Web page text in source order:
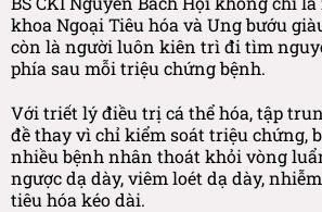
khoa Ngoại Tiêu hóa và Ung bướu
còn là người luôn kiên trì đi tìm
phía sau mỗi triệu chứng bệnh.
Với triết lý điều trị cá thể hóa, tập
đề thay vì chỉ kiểm soát triệu chứng,
nhiều bệnh nhân thoát khỏi vòng
ngược dạ dày, viêm loét dạ dày,
tiêu hóa kéo dài.